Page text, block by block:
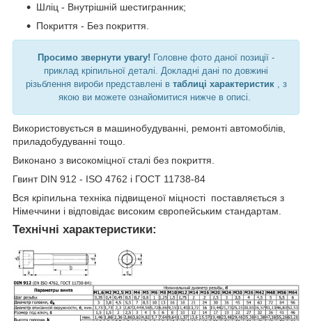
Шліц - Внутрішній шестигранник;
Покриття - Без покриття.
Просимо звернути увагу! Головне фото даної позиції -
приклад кріпильної деталі. Докладні дані по довжині
різьблення вироби представлені в таблиці характеристик , з
якою ви можете ознайомитися нижче в описі.
Використовується в машинобудуванні, ремонті автомобілів,
приладобудуванні тощо.
Виконано з високоміцної сталі без покриття.
Гвинт DIN 912 - ISO 4762 і ГОСТ 11738-84
Вся кріпильна техніка підвищеної міцності поставляється з
Німеччини і відповідає високим європейським стандартам.
Технічні характеристики: